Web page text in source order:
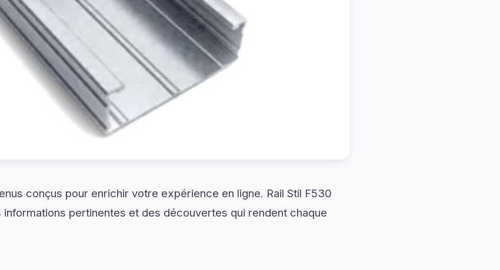
conçus pour enrichir votre expérience en ligne. Rail Stil F530
pertinentes et des découvertes qui rendent chaque